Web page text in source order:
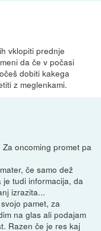
vklopiti prednje
da če v počasi
dobiti kakega
z meglenkami.
oncoming promet pa
če samo dež
tudi informacija, da
izrazita...
pamet, za
na glas ali podajam
Razen če je res kaj